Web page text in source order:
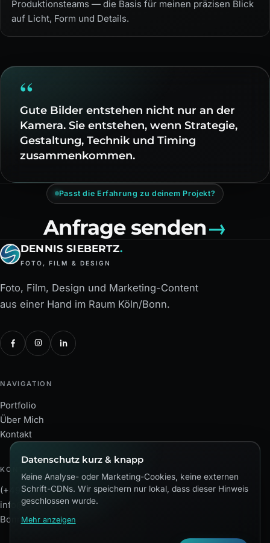
Produktionsteams — die Basis für meinen präzisen Blick
auf Licht, Form und Details.
Gute Bilder entstehen nicht nur an der
Kamera. Sie entstehen, wenn Strategie,
Gestaltung, Technik und Timing
zusammenkommen.
Passt die Erfahrung zu deinem Projekt?
Anfrage senden→
DENNIS SIEBERTZ.
FOTO, FILM & DESIGN
Foto, Film, Design und Marketing-Content
aus einer Hand im Raum Köln/Bonn.
NAVIGATION
Portfolio
Über Mich
Kontakt
KONTAKT
(+49) 163 8520125
info@dennis-siebertz.de
Bonner Str. 50 · Niederkassel
Datenschutz kurz & knapp
Keine Analyse- oder Marketing-Cookies, keine externen
Schrift-CDNs. Wir speichern nur lokal, dass dieser Hinweis
geschlossen wurde.
Mehr anzeigen